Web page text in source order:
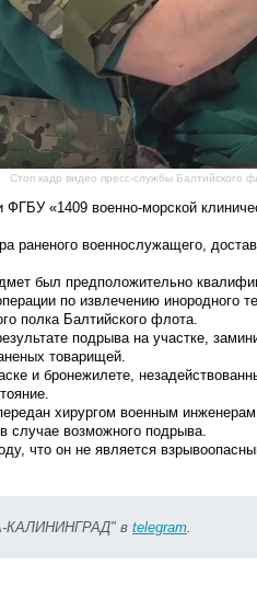
Стоп кадр видео пресс-службы Балтийского
«1409 военно-морской
раненого военнослужащего,
был предположительно
по извлечению инородного
полка Балтийского флота.
подрыва на участке,
товарищей.
и бронежилете,
хирургом военным
случае возможного подрыва.
что он не является
КАЛИНИНГРАД" в telegram